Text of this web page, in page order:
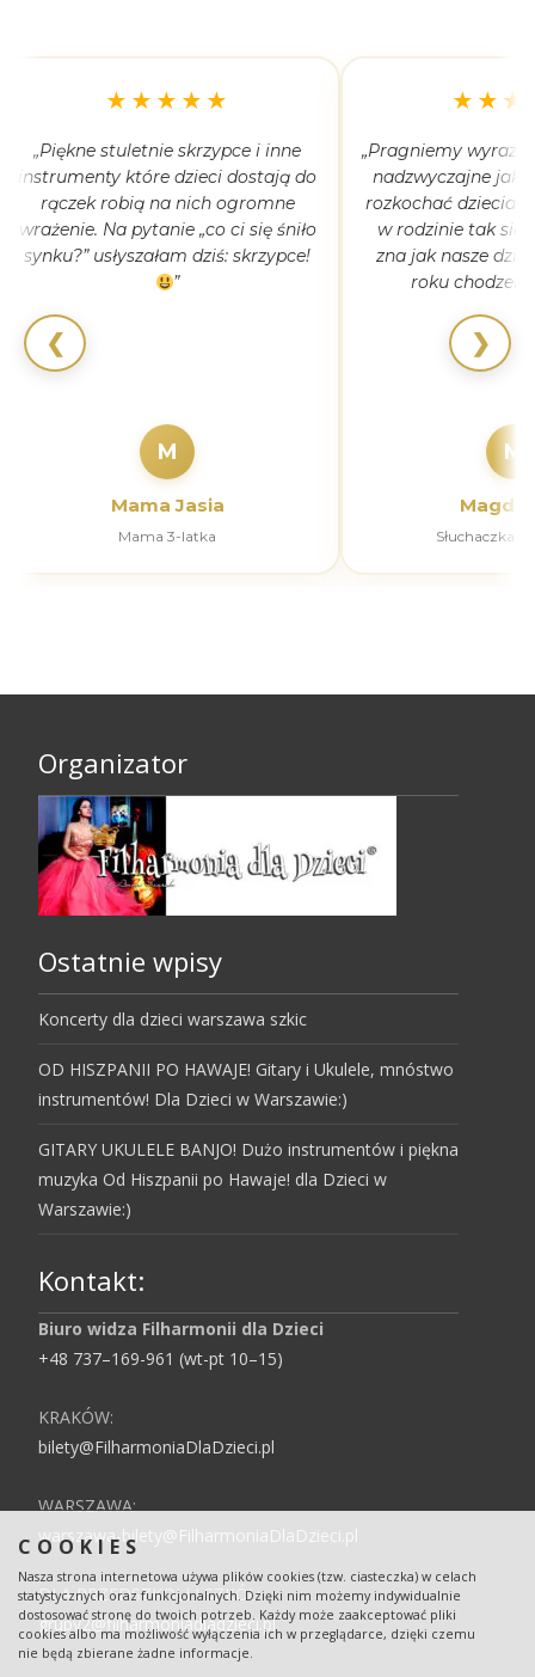
COOKIES
Nasza strona internetowa używa plików cookies (tzw. ciasteczka) w celach
statystycznych oraz funkcjonalnych. Dzięki nim możemy indywidualnie
dostosować stronę do twoich potrzeb. Każdy może zaakceptować pliki
cookies albo ma możliwość wyłączenia ich w przeglądarce, dzięki czemu
nie będą zbierane żadne informacje.
❮
★★★★★
„Piękne stuletnie skrzypce i inne
instrumenty które dzieci dostają do
rączek robią na nich ogromne
wrażenie. Na pytanie „co ci się śniło
synku?” usłyszałam dziś: skrzypce!
”
M
Mama Jasia
Mama 3-latka
„Pragniemy wyrazić
nadzwyczajne jak
rozkochać
w rodzinie tak się
zna jak nasze
roku
M
Słuchaczka
❯
Organizator
Ostatnie wpisy
Koncerty dla dzieci warszawa szkic
OD HISZPANII PO HAWAJE! Gitary i Ukulele, mnóstwo
instrumentów! Dla Dzieci w Warszawie:)
GITARY UKULELE BANJO! Dużo instrumentów i piękna
muzyka Od Hiszpanii po Hawaje! dla Dzieci w
Warszawie:)
Kontakt:
Biuro widza Filharmonii dla Dzieci
+48 737–169-961 (wt-pt 10–15)
KRAKÓW:
bilety@FilharmoniaDlaDzieci.pl
WARSZAWA:
warszawa-bilety@FilharmoniaDlaDzieci.pl
DLA PRZEDSZKOLI I SZKÓŁ:
grupy2@filharmoniadladzieci.pl